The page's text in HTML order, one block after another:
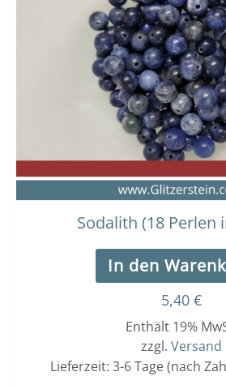
Sodalith (18 Perlen
In den
5,40 €
Enthält 19%
zzgl. Versand
Lieferzeit: 3-6 Tage (nach